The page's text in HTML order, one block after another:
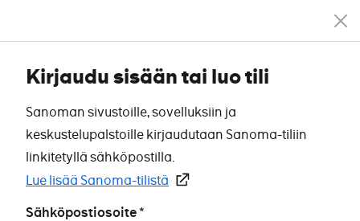
Kirjaudu sisään tai luo tili
Sanoman sivustoille, sovelluksiin ja
keskustelupalstoille kirjaudutaan Sanoma-tiliin
linkitetyllä sähköpostilla.
Lue lisää Sanoma-tilistä
Sähköpostiosoite